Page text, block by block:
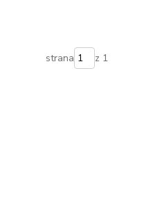
strana z 1